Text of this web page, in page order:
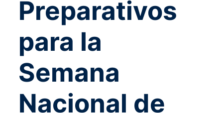
Preparativos
para la
Semana
Nacional de